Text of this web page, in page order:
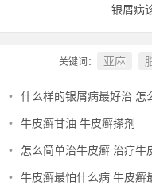
银屑病
关键词： 亚麻
• 什么样的银屑病最好治 怎
• 牛皮癣甘油 牛皮癣搽剂
• 怎么简单治牛皮癣 治疗牛
• 牛皮癣最怕什么病 牛皮癣